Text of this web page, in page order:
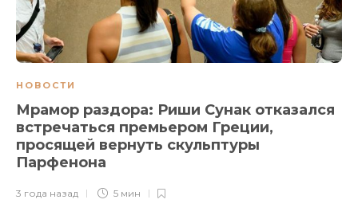
НОВОСТИ
Мрамор раздора: Риши Сунак отказался
встречаться премьером Греции,
просящей вернуть скульптуры
Парфенона
3 года назад 5 мин